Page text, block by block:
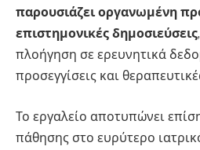
παρουσιάζει οργανωμένη
επιστημονικές δημοσιεύσεις
πλοήγηση σε ερευνητικά
προσεγγίσεις και
Το εργαλείο αποτυπώνει
πάθησης στο ευρύτερο